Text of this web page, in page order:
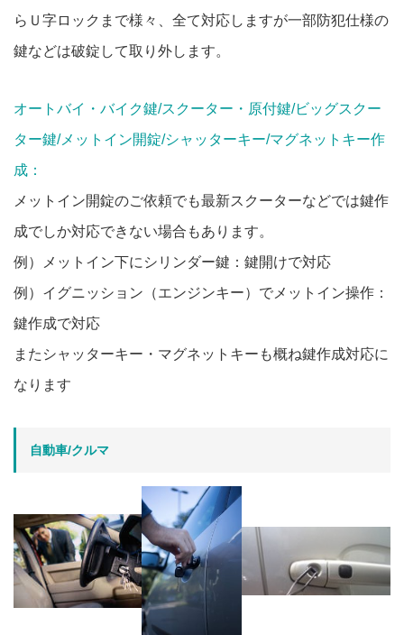
らＵ字ロックまで様々、全て対応しますが一部防犯仕様の
鍵などは破錠して取り外します。
オートバイ・バイク鍵/スクーター・原付鍵/ビッグスクー
ター鍵/メットイン開錠/シャッターキー/マグネットキー作
成：
メットイン開錠のご依頼でも最新スクーターなどでは鍵作
成でしか対応できない場合もあります。
例）メットイン下にシリンダー鍵：鍵開けで対応
例）イグニッション（エンジンキー）でメットイン操作：
鍵作成で対応
またシャッターキー・マグネットキーも概ね鍵作成対応に
なります
自動車/クルマ